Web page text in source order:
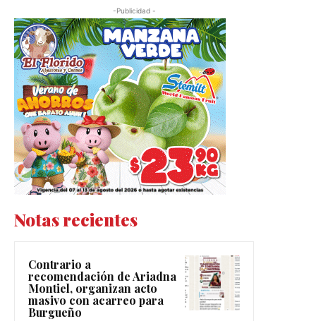
-Publicidad -
Notas recientes
Contrario a
recomendación de Ariadna
Montiel, organizan acto
masivo con acarreo para
Burgueño